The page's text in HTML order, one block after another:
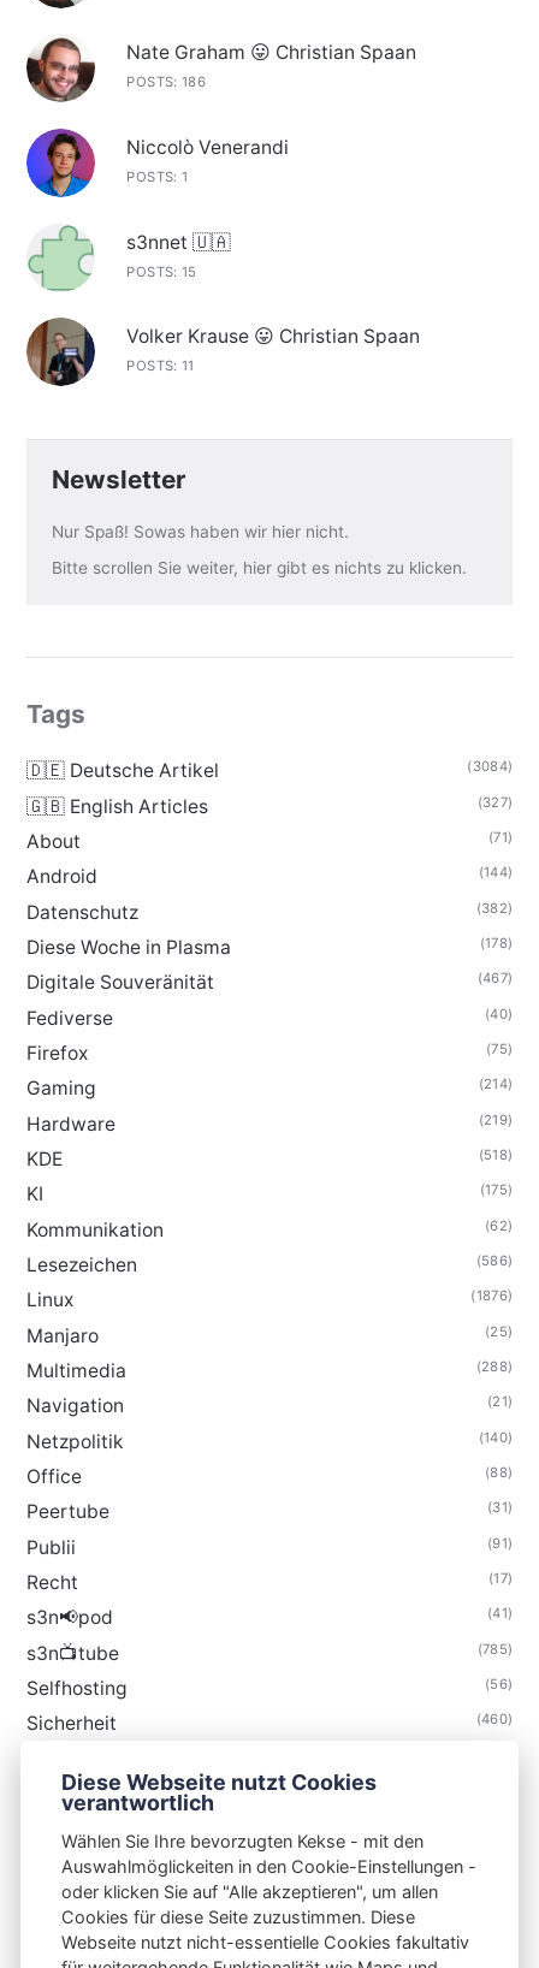
Nate Graham 😛 Christian Spaan
POSTS: 186
Niccolò Venerandi
POSTS: 1
s3nnet 🇺🇦
POSTS: 15
Volker Krause 😛 Christian Spaan
POSTS: 11
Newsletter
Nur Spaß! Sowas haben wir hier nicht.
Bitte scrollen Sie weiter, hier gibt es nichts zu klicken.
Tags
🇩🇪 Deutsche Artikel (3084)
🇬🇧 English Articles (327)
About (71)
Android (144)
Datenschutz (382)
Diese Woche in Plasma (178)
Digitale Souveränität (467)
Fediverse (40)
Firefox (75)
Gaming (214)
Hardware (219)
KDE (518)
KI (175)
Kommunikation (62)
Lesezeichen (586)
Linux (1876)
Manjaro (25)
Multimedia (288)
Navigation (21)
Netzpolitik (140)
Office (88)
Peertube (31)
Publii (91)
Recht (17)
s3n📢pod (41)
s3n📺tube (785)
Selfhosting (56)
Sicherheit (460)
Thunderbird
S3N🧩NET
Diese Webseite nutzt Cookies
verantwortlich
Wählen Sie Ihre bevorzugten Kekse - mit den
Auswahlmöglickeiten in den Cookie-Einstellungen -
oder klicken Sie auf "Alle akzeptieren", um allen
Cookies für diese Seite zuzustimmen. Diese
Webseite nutzt nicht-essentielle Cookies fakultativ